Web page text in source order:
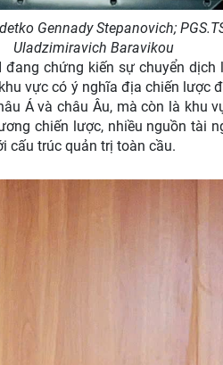
Gennady Stepanovich;
Uladzimiravich Baravikou
chứng kiến sự chuyển
vực có ý nghĩa địa chiến lược
Á và châu Âu, mà còn là khu
chiến lược, nhiều nguồn tài
cấu trúc quản trị toàn cầu.